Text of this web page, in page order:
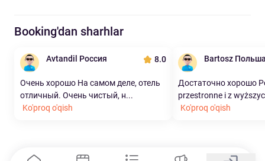
Booking'dan sharhlar
Avtandil Россия 8.0
Очень хорошо На самом деле, отель
отличный. Очень чистый, н...
Ko'proq o'qish
Bartosz
Достаточно хорошо
przestronne i z
Ko'proq o'qish